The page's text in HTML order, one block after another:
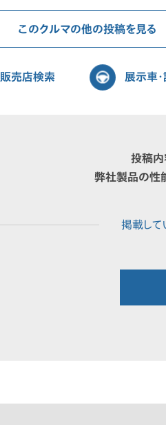
このクルマの他の投稿を見る
販売店検索 展示車
投稿内
弊社製品の性